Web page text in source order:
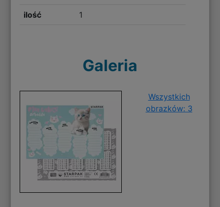
ilość 1
Galeria
Wszystkich
obrazków: 3